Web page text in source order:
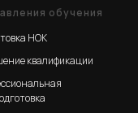
обучения
НОК
квалификации